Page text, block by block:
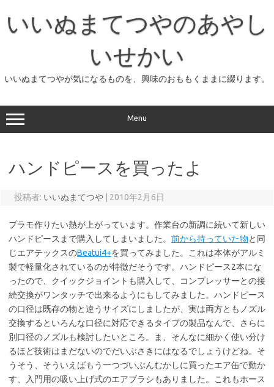
プ
いいぬまてつやのあやし
いせかい
いいぬまてつやが気になるものを、興味のおももくままに綴ります。
Menu
ハンドピースを買ったよ
投稿者: いいぬまてつや 2010年2月6日
プラモ作りたい熱が上がっています。作業台の新調に続いて新しい
ハンドピースまで購入してしまいました。 前から持っていた物と同
じエアテックスのBeatui4+を買ってみました。これは本体がアルミ
製で軽量化されているのが特徴だそうです。ハンドピース2本にな
ったので、クイックジョイントも購入して、コンプレッサーとの接
続交換がワンタッチで出来るようにもしてみました。ハンドピース
の口径は既存の物と違うサイズにしましたが、実は両方ともノズル
交換するといろんな口径に対応できるタイプの製品なんで、さらに
別口径のノズルも検討したいところ。ま、そんなに細かく使い分け
るほど技術はまだないのでだいぶさきにはなるでしょうけどね。そ
うそう、そういえばもう一つづいぶんむかしに買ったエア缶で動か
す、入門用の吸い上げ式のエアブラシもありました。これもホース